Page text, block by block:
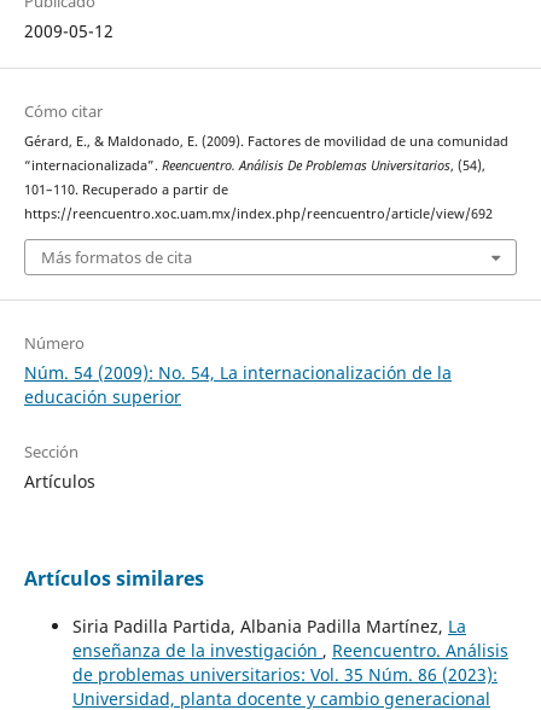
2009-05-12
Cómo citar
Gérard, E., & Maldonado, E. (2009). Factores de movilidad de una comunidad
“internacionalizada”. Reencuentro. Análisis De Problemas Universitarios, (54),
101–110. Recuperado a partir de
https://reencuentro.xoc.uam.mx/index.php/reencuentro/article/view/692
Más formatos de cita
Número
Núm. 54 (2009): No. 54, La internacionalización de la
educación superior
Sección
Artículos
Artículos similares
Siria Padilla Partida, Albania Padilla Martínez, La
enseñanza de la investigación , Reencuentro. Análisis
de problemas universitarios: Vol. 35 Núm. 86 (2023):
Universidad, planta docente y cambio generacional